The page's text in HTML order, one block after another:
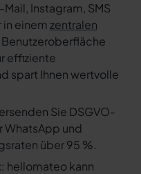
Instagram, SMS
einem zentralen
effiziente
spart Ihnen wertvolle
Sie DSGVO-
WhatsApp und
über 95 %.
: hellomateo kann